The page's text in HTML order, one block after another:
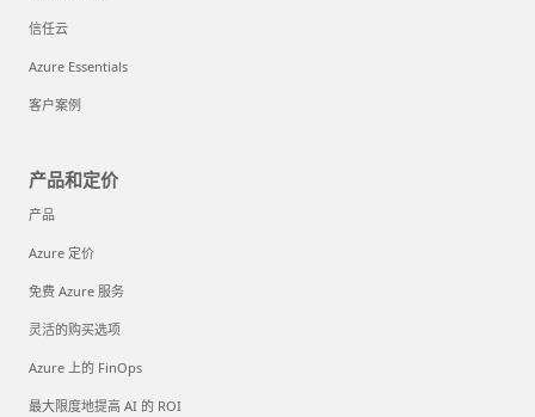
信任云
Azure Essentials
客户案例
产品和定价
产品
Azure 定价
免费 Azure 服务
灵活的购买选项
Azure 上的 FinOps
最大限度地提高 AI 的 ROI